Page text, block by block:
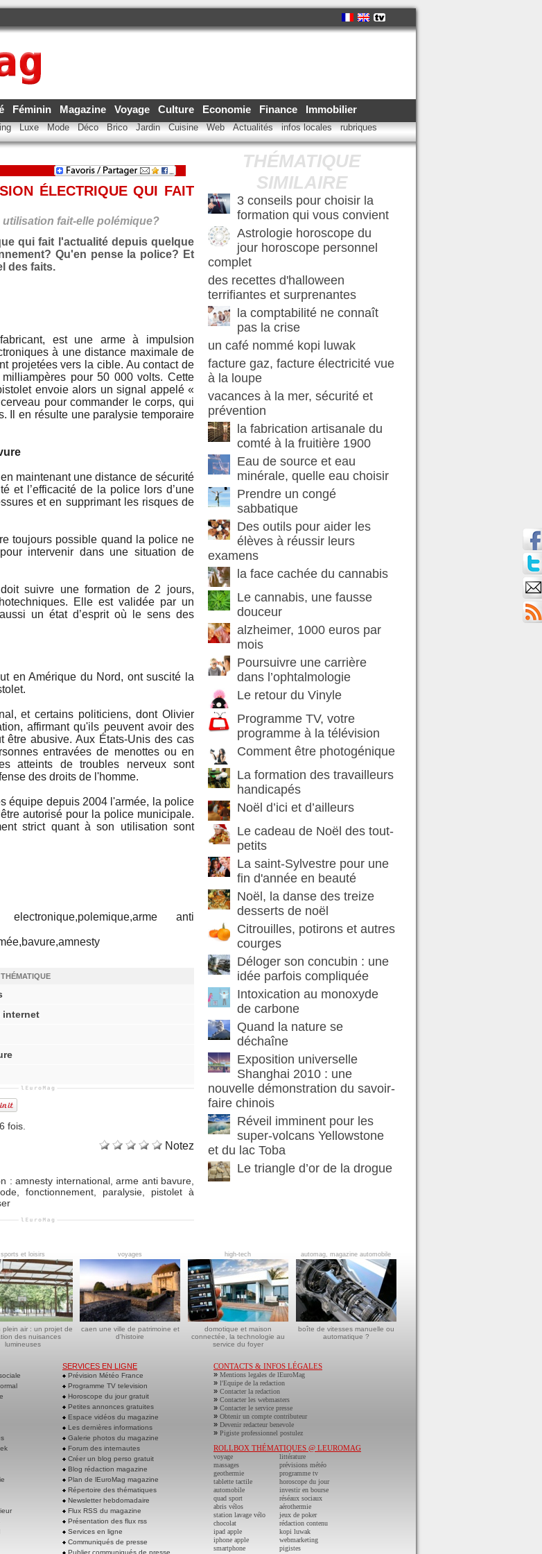
Féminin Magazine Voyage Culture Economie Finance Immobilier
Luxe Mode Déco Brico Jardin Cuisine Web Actualités infos locales rubriques
ÉLECTRIQUE QUI FAIT
fait-elle polémique?
qui fait l'actualité depuis quelque
Qu'en pense la police? Et
des faits.
est une arme à impulsion
à une distance maximale de
projetées vers la cible. Au contact de
pour 50 000 volts. Cette
envoie alors un signal appelé «
pour commander le corps, qui
Il en résulte une paralysie temporaire
maintenant une distance de sécurité
et l’efficacité de la police lors d’une
et en supprimant les risques de
toujours possible quand la police ne
intervenir dans une situation de
suivre une formation de 2 jours,
Elle est validée par un
un état d’esprit où le sens des
en Amérique du Nord, ont suscité la
et certains politiciens, dont Olivier
affirmant qu'ils peuvent avoir des
être abusive. Aux États-Unis des cas
entravées de menottes ou en
atteints de troubles nerveux sont
des droits de l'homme.
équipe depuis 2004 l'armée, la police
autorisé pour la police municipale.
strict quant à son utilisation sont
anti
internet
fois.
Notez
: amnesty international, arme anti bavure
,fonctionnement paralysie
pistolet à
THÉMATIQUE
SIMILAIRE
3 conseils pour choisir la
formation qui vous convient
Astrologie horoscope du
jour horoscope personnel
complet
des recettes d'halloween
terrifiantes et surprenantes
la comptabilité ne connaît
pas la crise
un café nommé kopi luwak
facture gaz, facture électricité vue
à la loupe
vacances à la mer, sécurité et
prévention
la fabrication artisanale du
comté à la fruitière 1900
Eau de source et eau
minérale, quelle eau choisir
Prendre un congé
sabbatique
Des outils pour aider les
élèves à réussir leurs
examens
la face cachée du cannabis
Le cannabis, une fausse
douceur
alzheimer, 1000 euros par
mois
Poursuivre une carrière
dans l’ophtalmologie
Le retour du Vinyle
Programme TV, votre
programme à la télévision
Comment être photogénique
La formation des travailleurs
handicapés
Noël d’ici et d’ailleurs
Le cadeau de Noël des tout-
petits
La saint-Sylvestre pour une
fin d'année en beauté
Noël, la danse des treize
desserts de noël
Citrouilles, potirons et autres
courges
Déloger son concubin : une
idée parfois compliquée
Intoxication au monoxyde
de carbone
Quand la nature se
déchaîne
Exposition universelle
Shanghai 2010 : une
nouvelle démonstration du savoir-
faire chinois
Réveil imminent pour les
super-volcans Yellowstone
et du lac Toba
Le triangle d’or de la drogue
sports et loisirs
plein air : un projet de
des nuisances
lumineuses
voyages
caen une ville de patrimoine et
d'histoire
high-tech
domotique et maison
connectée, la technologie au
service du foyer
automag, magazine automobile
boîte de vitesses manuelle ou
automatique ?
SERVICES EN LIGNE
Prévision Météo France
Programme TV television
Horoscope du jour gratuit
Petites annonces gratuites
Espace vidéos du magazine
Les dernières informations
Galerie photos du magazine
Forum des internautes
Créer un blog perso gratuit
Blog rédaction magazine
Plan de lEuroMag magazine
Répertoire des thématiques
Newsletter hebdomadaire
Flux RSS du magazine
Présentation des flux rss
Services en ligne
Communiqués de presse
Publier communiqués de presse
CONTACTS & INFOS LÉGALES
» Mentions legales de lEuroMag
» l'Equipe de la redaction
» Contacter la redaction
» Contacter les webmasters
» Contacter le service presse
» Obtenir un compte contributeur
» Devenir redacteur benevole
» Pigiste professionnel postulez
ROLLBOX THÉMATIQUES @ LEUROMAG
voyage
massages
geothermie
tablette tactile
automobile
quad sport
abris vélos
station lavage vélo
chocolat
ipad apple
iphone apple
smartphone
littérature
prévisions météo
programme tv
horoscope du jour
investir en bourse
réséaux sociaux
aérothermie
jeux de poker
rédaction contenu
kopi luwak
webmarketing
pigistes